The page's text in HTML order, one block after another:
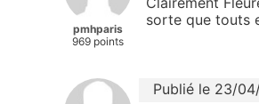
pmhparis
969 points
sorte que touts
Publié le 23/